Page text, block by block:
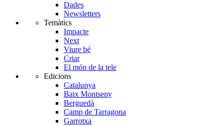
Dades
Newsletters
Temàtics
Impacte
Next
Viure bé
Criar
El món de la tele
Edicions
Catalunya
Baix Montseny
Berguedà
Camp de Tarragona
Garrotxa